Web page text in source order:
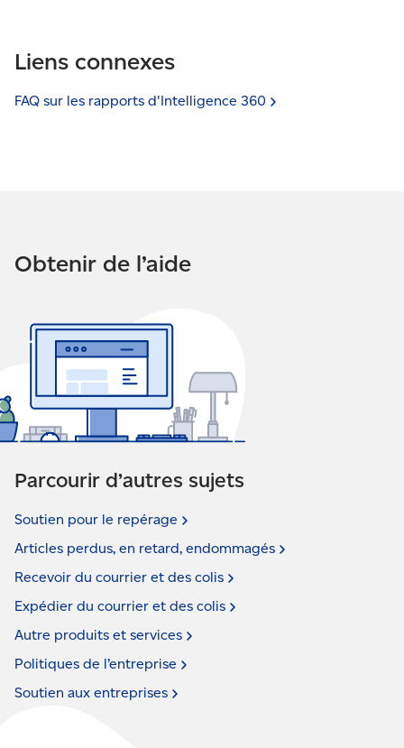
Liens connexes
FAQ sur les rapports d'Intelligence 360
Obtenir de l’aide
Parcourir d’autres sujets
Soutien pour le repérage
Articles perdus, en retard, endommagés
Recevoir du courrier et des colis
Expédier du courrier et des colis
Autre produits et services
Politiques de l’entreprise
Soutien aux entreprises